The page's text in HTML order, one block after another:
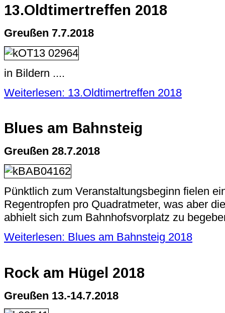
13.Oldtimertreffen 2018
Greußen 7.7.2018
in Bildern ....
Weiterlesen: 13.Oldtimertreffen 2018
Blues am Bahnsteig
Greußen 28.7.2018
Pünktlich zum Veranstaltungsbeginn fielen
Regentropfen pro Quadratmeter, was aber
abhielt sich zum Bahnhofsvorplatz zu
Weiterlesen: Blues am Bahnsteig 2018
Rock am Hügel 2018
Greußen 13.-14.7.2018